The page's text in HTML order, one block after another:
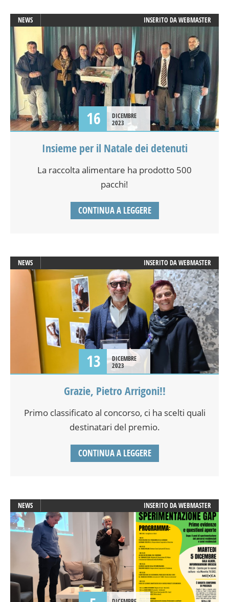
NEWS INSERITO DAWEBMASTER
16
DICEMBRE
2023
Insieme per il Natale dei detenuti
La raccolta alimentare ha prodotto 500
pacchi!
CONTINUA A LEGGERE
NEWS INSERITO DAWEBMASTER
13
DICEMBRE
2023
Grazie, Pietro Arrigoni!!
Primo classificato al concorso, ci ha scelti quali
destinatari del premio.
CONTINUA A LEGGERE
NEWS INSERITO DAWEBMASTER